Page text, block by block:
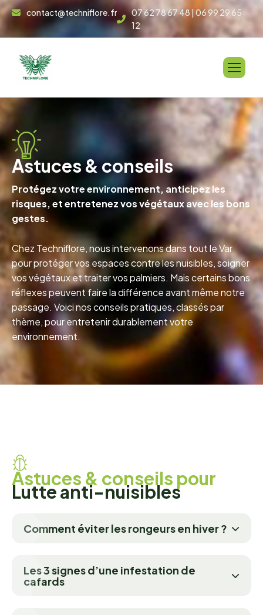
contact@techniflore.fr
07 62 78 67 48 | 06 99 29 65
12
Astuces&conseils
Protégez votre environnement, anticipez les
risques, et entretenez vos végétaux avec les bons
gestes.
Chez Techniflore, nous intervenons dans tout le Var
pour protéger vos espaces contre les nuisibles, soigner
vos végétaux et traiter vos palmiers. Mais certains bons
réflexes peuvent faire la différence avant même notre
passage. Voici nos conseils pratiques, classés par
thème, pour entretenir durablement votre
environnement.
Astuces & conseils pour
Lutteanti-nuisibles
Comment éviter les rongeurs en hiver ?
Les 3 signes d’une infestation de
cafards